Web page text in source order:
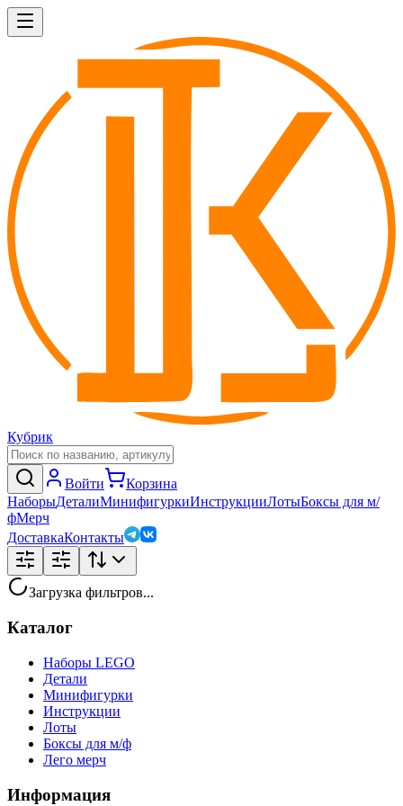
Кубрик
Войти
Корзина
НаборыДеталиМинифигуркиИнструкцииЛотыБоксы для м/
фМерч
ДоставкаКонтакты
Загрузка фильтров...
Каталог
Наборы LEGO
Детали
Минифигурки
Инструкции
Лоты
Боксы для м/ф
Лего мерч
Информация